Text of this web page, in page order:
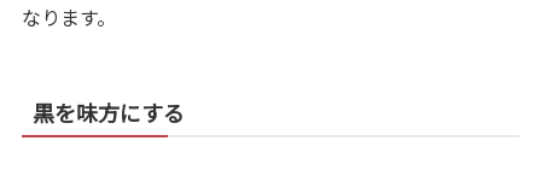
なります。
黒を味方にする